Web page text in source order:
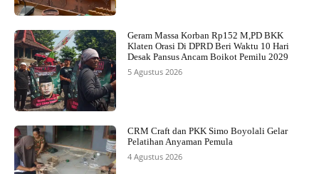
Geram Massa Korban Rp152 M,PD BKK
Klaten Orasi Di DPRD Beri Waktu 10 Hari
Desak Pansus Ancam Boikot Pemilu 2029
5 Agustus 2026
CRM Craft dan PKK Simo Boyolali Gelar
Pelatihan Anyaman Pemula
4 Agustus 2026